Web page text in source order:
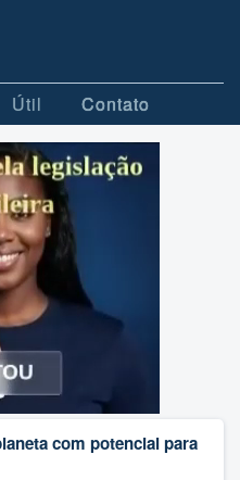
Útil Contato
com potencial para